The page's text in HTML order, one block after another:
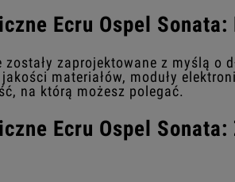
Ecru Ospel
zostały zaprojektowane z myślą o
materiałów, moduły
na którą możesz polegać.
Ecru Ospel